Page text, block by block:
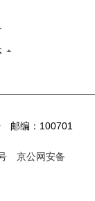
邮编：100701
京公网安备